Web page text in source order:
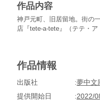
作品内容
神戸元町、旧居留地。街の
店『tete-a-tete』（テテ・
るく元気なウェイトレス・
溶ける、卵とバターのコク
教師。年齢を重ねることで
にあえて“時間制限のある
作品情報
出版社
夢中文
提供開始日
2022/